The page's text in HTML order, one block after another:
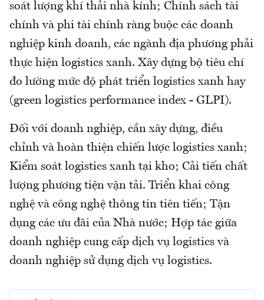
soát lượng khí thải nhà kính; Chính sách tài
chính và phi tài chính ràng buộc các doanh
nghiệp kinh doanh, các ngành địa phương phải
thực hiện logistics xanh. Xây dựng bộ tiêu chí
đo lường mức độ phát triển logistics xanh hay
(green logistics performance index - GLPI).
Đối với doanh nghiệp, cần xây dựng, điều
chỉnh và hoàn thiện chiến lược logistics xanh;
Kiểm soát logistics xanh tại kho; Cải tiến chất
lượng phương tiện vận tải. Triển khai công
nghệ và công nghệ thông tin tiên tiến; Tận
dụng các ưu đãi của Nhà nước; Hợp tác giữa
doanh nghiệp cung cấp dịch vụ logistics và
doanh nghiệp sử dụng dịch vụ logistics.